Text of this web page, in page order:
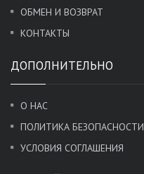
ОБМЕН И ВОЗВРАТ
КОНТАКТЫ
ДОПОЛНИТЕЛЬНО
О НАС
ПОЛИТИКА БЕЗОПАСНОСТИ
УСЛОВИЯ СОГЛАШЕНИЯ